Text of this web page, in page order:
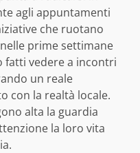
agli appuntamenti
che ruotano
prime settimane
fatti vedere a incontri
un reale
con la realtà locale.
alta la guardia
la loro vita